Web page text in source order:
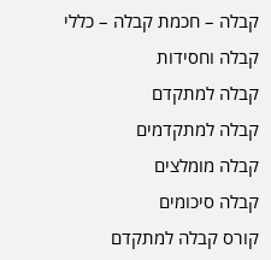
קבלה – חכמת קבלה – כללי
קבלה וחסידות
קבלה למתקדם
קבלה למתקדמים
קבלה מומלצים
קבלה סיכומים
קורס קבלה למתקדם